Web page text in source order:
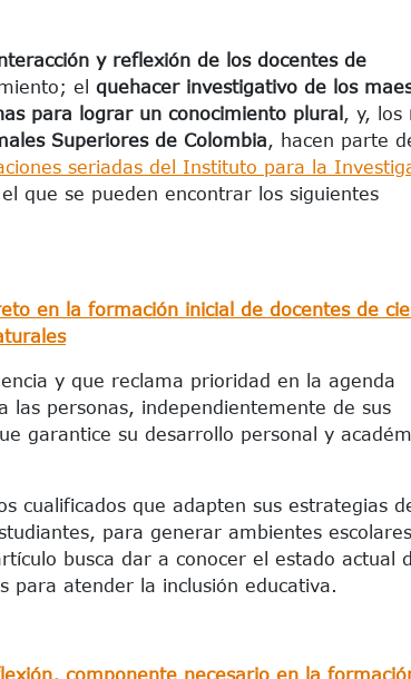
y reflexión de los docentes de
el quehacer investigativo de los
para lograr un conocimiento plural , y, los
Superiores de Colombia, hacen parte
seriadas del Instituto para la
que se pueden encontrar los siguientes
en la formación inicial de docentes de
y que reclama prioridad en la agenda
las personas, independientemente de sus
garantice su desarrollo personal y
cualificados que adapten sus estrategias
para generar ambientes escolares
busca dar a conocer el estado actual
para atender la inclusión educativa.
componente necesario en la